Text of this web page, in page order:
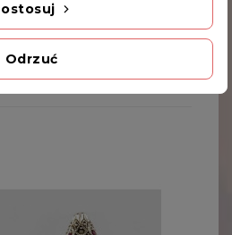
RÓWNIEŻ:
Odrzuć